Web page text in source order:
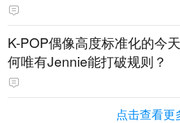
K-POP偶像高度标准化的今
何唯有Jennie能打破规则？
点击查看更